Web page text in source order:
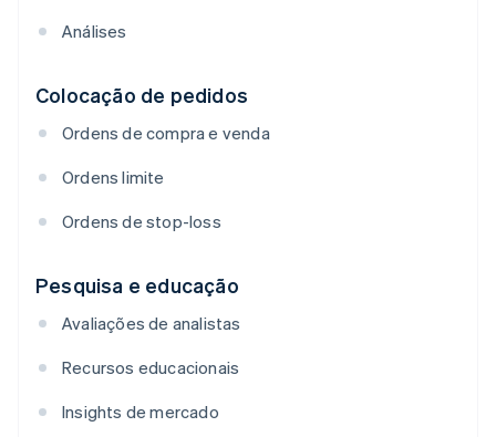
Análises
Colocação de pedidos
Ordens de compra e venda
Ordens limite
Ordens de stop-loss
Pesquisa e educação
Avaliações de analistas
Recursos educacionais
Insights de mercado